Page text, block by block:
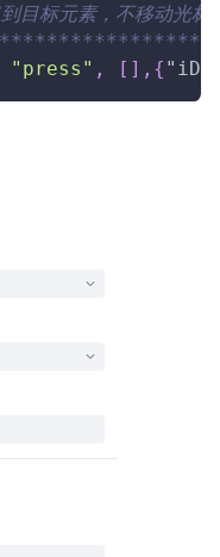
到目标元素，不移动光
"press" , [ ] , {